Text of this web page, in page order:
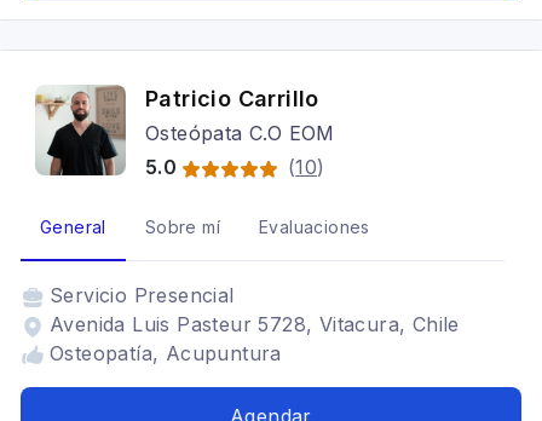
Patricio Carrillo
Osteópata C.O EOM
5.0
(10)
General Sobre mí Evaluaciones
Servicio Presencial
Avenida Luis Pasteur 5728, Vitacura, Chile
Osteopatía, Acupuntura
Agendar